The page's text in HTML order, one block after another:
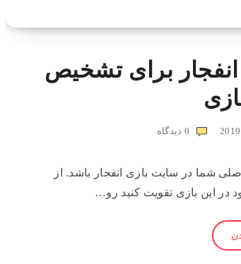
انفجار برای تشخیص
0 دیدگاه
شما در سایت بازی انفجار باشد. از
در این بازی تقویت کنید رو…